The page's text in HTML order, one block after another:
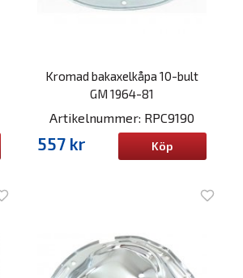
Kromad bakaxelkåpa 10-bult
GM 1964-81
Artikelnummer: RPC9190
557 kr Köp